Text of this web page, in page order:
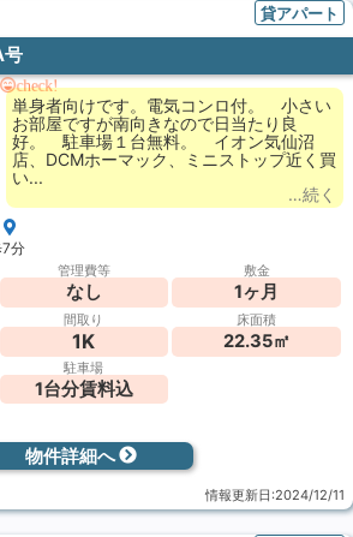
貸アパート
check!
単身者向けです。電気コンロ付。 小さい
お部屋ですが南向きなので日当たり良
好。 駐車場１台無料。 イオン気仙沼
店、DCMホーマック、ミニストップ近く買
い...
…続く
7分
管理費等
なし
敷金
1ヶ月
間取り
1K
床面積
22.35㎡
駐車場
1台分賃料込
物件詳細へ
情報更新日:2024/12/11